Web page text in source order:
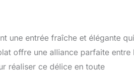
une entrée fraîche et élégante qui
offre une alliance parfaite entre
réaliser ce délice en toute